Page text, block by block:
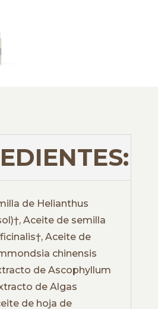
de Helianthus
Aceite de semilla
Aceite de
chinensis
de Ascophyllum
de Algas
de hoja de